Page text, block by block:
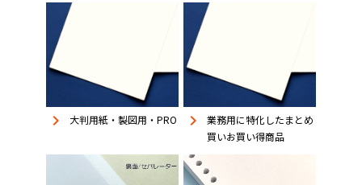
keyboard_arrow_right 大判用紙・製図用・PRO keyboard_arrow_right
業務用に特化したまとめ
買いお買い得商品